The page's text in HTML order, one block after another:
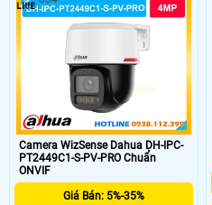
đêm. Hỗ trợ quay quét ngang 345°,
dọc 90°, tích hợp mic, đàm thoại 2
Camera WizSense Dahua DH-IPC-
PT2449C1-S-PV-PRO Chuẩn
ONVIF
Giá Bán: 5%-35%